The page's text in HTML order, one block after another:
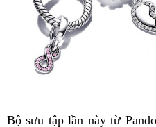
Bộ sưu tập lần này từ